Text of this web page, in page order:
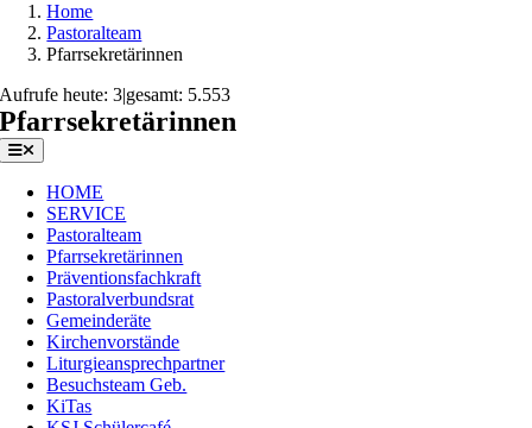
Home
Pastoralteam
Pfarrsekretärinnen
Aufrufe heute: 3|gesamt: 5.553
Pfarrsekretärinnen
Toggle
Navigation
HOME
SERVICE
Pastoralteam
Pfarrsekretärinnen
Präventionsfachkraft
Pastoralverbundsrat
Gemeinderäte
Kirchenvorstände
Liturgieansprechpartner
Besuchsteam Geb.
KiTas